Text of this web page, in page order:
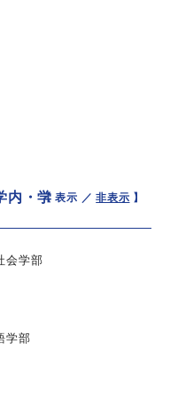
内・学【 表示 ／非表示 】
会学部
学部